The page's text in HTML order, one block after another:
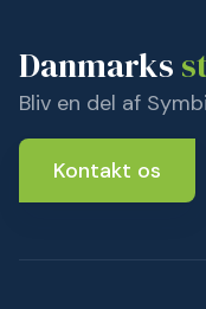
Danmarks
Bliv en del af
Kontakt os